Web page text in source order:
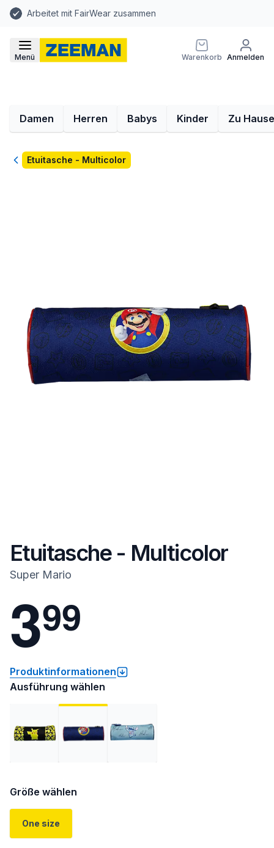
Arbeitet mit FairWear zusammen
Menü Warenkorb Anmelden
Damen Herren Babys Kinder Zu Hause
ZurückEtuitasche - Multicolor
Etuitasche - Multicolor
Super Mario
399
Produktinformationen
Ausführung wählen
Größe wählen
One size